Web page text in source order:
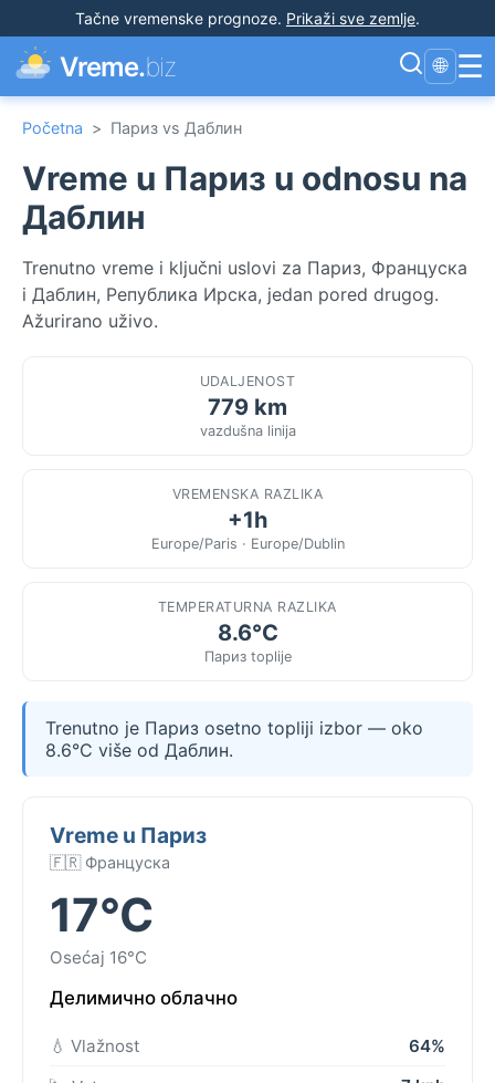
Tačne vremenske prognoze. Prikaži sve zemlje.
Vreme.biz 🌐 ☰
Početna > Париз vs Даблин
Vreme u Париз u odnosu na
Даблин
Trenutno vreme i ključni uslovi za Париз, Француска
i Даблин, Република Ирска, jedan pored drugog.
Ažurirano uživo.
UDALJENOST
779 km
vazdušna linija
VREMENSKA RAZLIKA
+1h
Europe/Paris · Europe/Dublin
TEMPERATURNA RAZLIKA
8.6°C
Париз toplije
Trenutno je Париз osetno topliji izbor — oko
8.6°C više od Даблин.
Vreme u Париз
🇫🇷 Француска
17°C
Osećaj 16°C
Делимично облачно
💧 Vlažnost
64%